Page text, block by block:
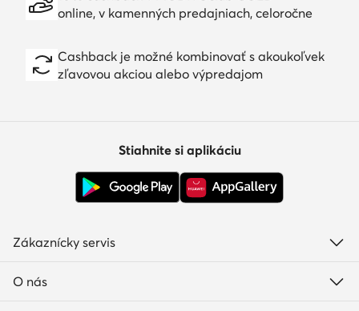
online, v kamenných predajniach, celoročne
Cashback je možné kombinovať s akoukoľvek
zľavovou akciou alebo výpredajom
Stiahnite si aplikáciu
Zákaznícky servis
O nás